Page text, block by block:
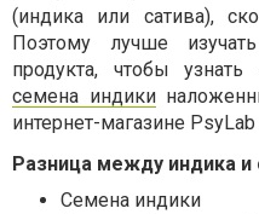
(индика или сатива),
Поэтому лучше
продукта, чтобы
семена индики
интернет-магазине
Разница между индика и
Семена индики